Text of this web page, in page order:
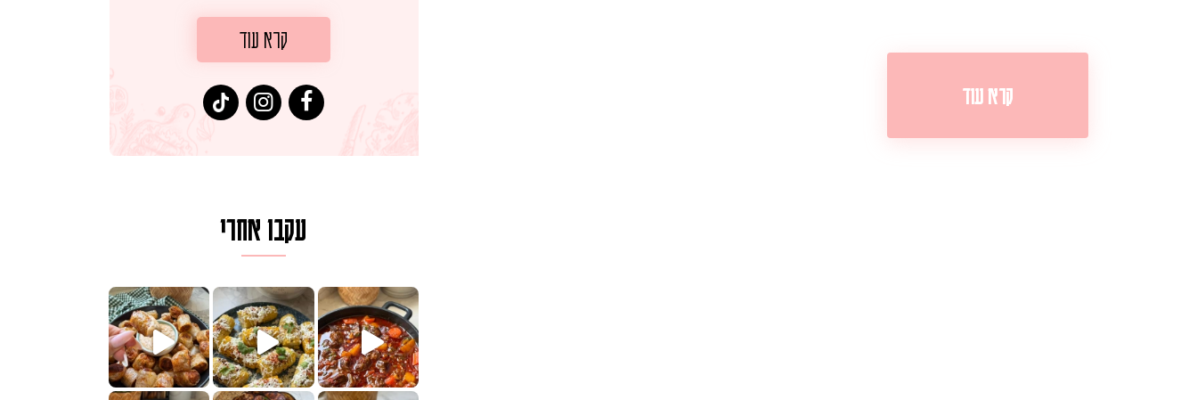
קרא עוד
קרא עוד
עקבו אחרי
. גולש המר
קלחי תירס צרובים על מחבת עם גבינה בולגרית מעודנת מ
נשנושי פרגיות קריספיים ממכרים שמכינים בכמה דקות עב
לחם מחבת שהוא שילוב של מופלטה וספינז׳, רעיון מעולפסטל טוניסאי לתשעת הימים, חשבתי מה לחדש לכם ונראה